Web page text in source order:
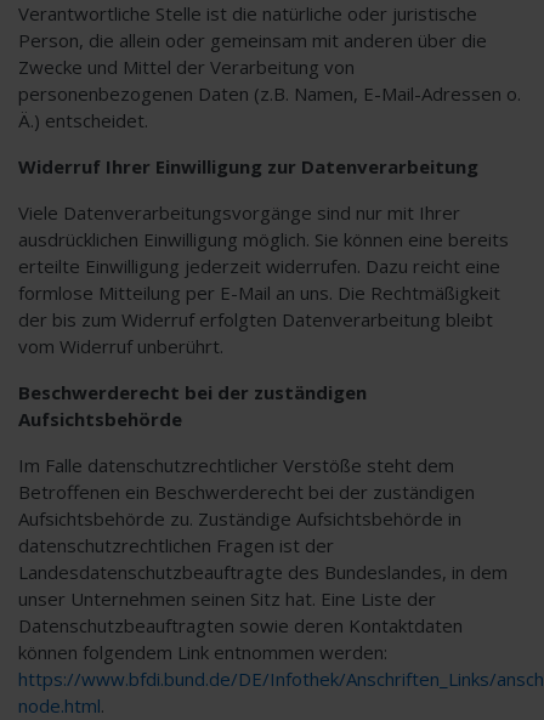
Verantwortliche Stelle ist die natürliche oder juristische
Person, die allein oder gemeinsam mit anderen über die
Zwecke und Mittel der Verarbeitung von
personenbezogenen Daten (z.B. Namen, E-Mail-Adressen o.
Ä.) entscheidet.
Widerruf Ihrer Einwilligung zur Datenverarbeitung
Viele Datenverarbeitungsvorgänge sind nur mit Ihrer
ausdrücklichen Einwilligung möglich. Sie können eine bereits
erteilte Einwilligung jederzeit widerrufen. Dazu reicht eine
formlose Mitteilung per E-Mail an uns. Die Rechtmäßigkeit
der bis zum Widerruf erfolgten Datenverarbeitung bleibt
vom Widerruf unberührt.
Beschwerderecht bei der zuständigen
Aufsichtsbehörde
Im Falle datenschutzrechtlicher Verstöße steht dem
Betroffenen ein Beschwerderecht bei der zuständigen
Aufsichtsbehörde zu. Zuständige Aufsichtsbehörde in
datenschutzrechtlichen Fragen ist der
Landesdatenschutzbeauftragte des Bundeslandes, in dem
unser Unternehmen seinen Sitz hat. Eine Liste der
Datenschutzbeauftragten sowie deren Kontaktdaten
können folgendem Link entnommen werden:
https://www.bfdi.bund.de/DE/Infothek/Anschriften_Links/
node.html.